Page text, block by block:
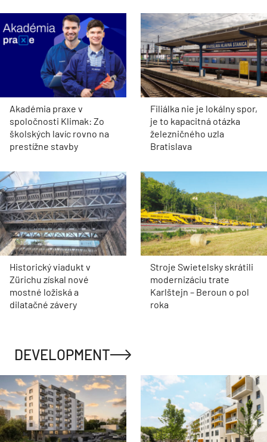
svojej histórii
motoristom o pol
Všetky Kolaudátor
ARCHITEKTÚRA
Pod asfaltom bola vzácna
dlažba. Nádvorie
novú energiu
Historická radnica v
Prievoze čaká na obnovu.
zhotoviteľa rozsiahlej
obnovy
Jeden z posledných
svedkov starej Petržalky.
Získa citlivá
Vzdelávací kampus v
bývalých Baťových
závodoch je o krok bližšie